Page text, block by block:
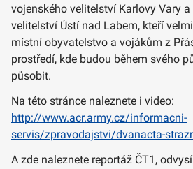
vojenského velitelství Karlovy Vary
velitelství Ústí nad Labem, kteří
místní obyvatelstvo a vojákům z
prostředí, kde budou během svého
působit.
Na této stránce naleznete i video:
http://www.acr.army.cz/informacni-
servis/zpravodajstvi/dvanacta-
A zde naleznete reportáž ČT1,